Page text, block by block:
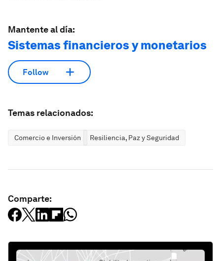
Mantente al día:
Sistemas financieros y monetarios
Follow
Temas relacionados:
Comercio e Inversión Resiliencia, Paz y Seguridad
Comparte: